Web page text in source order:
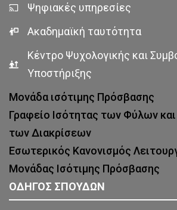
Ψηφιακές υπηρεσίες
Ακαδημαϊκή ταυτότητα
Κέντρο Ψυχολογικής και
Υποστήριξης
Μονάδα ισότιμης Πρόσβασης
Γραφείο Ισότητας των Φύλων
των Διακρίσεων
Εσωτερικός Κανονισμός
Μονάδας Ισότιμης Πρόσβασης
ΟΔΗΓΟΣ ΣΠΟΥΔΩΝ